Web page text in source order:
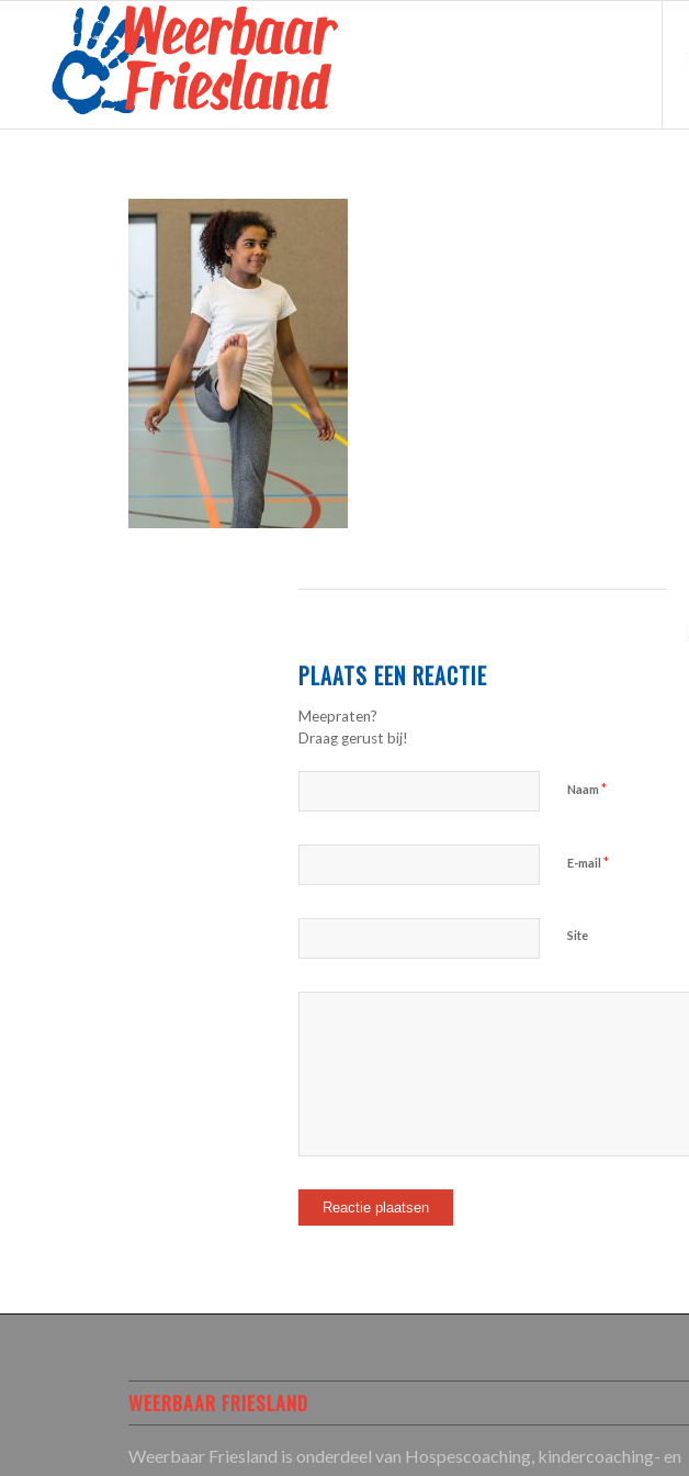
PLAATS EEN REACTIE
Meepraten?
Draag gerust bij!
Naam *
E-mail *
Site
WEERBAAR FRIESLAND
Weerbaar Friesland is onderdeel van Hospescoaching, kindercoaching- en